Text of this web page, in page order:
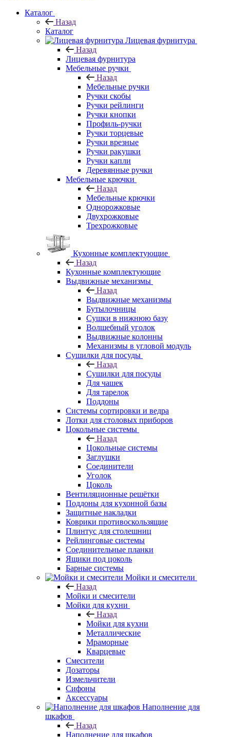
Каталог
Назад
Каталог
Лицевая фурнитура
Назад
Лицевая фурнитура
Мебельные ручки
Назад
Мебельные ручки
Ручки скобы
Ручки рейлинги
Ручки кнопки
Профиль-ручки
Ручки торцевые
Ручки врезные
Ручки ракушки
Ручки капли
Деревянные ручки
Мебельные крючки
Назад
Мебельные крючки
Однорожковые
Двухрожковые
Трехрожковые
Кухонные комплектующие
Назад
Кухонные комплектующие
Выдвижные механизмы
Назад
Выдвижные механизмы
Бутылочницы
Сушки в нижнюю базу
Волшебный уголок
Выдвижные колонны
Механизмы в угловой модуль
Сушилки для посуды
Назад
Сушилки для посуды
Для чашек
Для тарелок
Поддоны
Системы сортировки и ведра
Лотки для столовых приборов
Цокольные системы
Назад
Цокольные системы
Заглушки
Соединители
Уголок
Цоколь
Вентиляционные решётки
Поддоны для кухонной базы
Защитные накладки
Коврики противоскользящие
Плинтус для столешниц
Рейлинговые системы
Соединительные планки
Ящики под цоколь
Барные системы
Мойки и смесители
Назад
Мойки и смесители
Мойки для кухни
Назад
Мойки для кухни
Металлические
Мраморные
Кварцевые
Смесители
Дозаторы
Измельчители
Сифоны
Аксессуары
Наполнение для
шкафов
Назад
Наполнение для шкафов